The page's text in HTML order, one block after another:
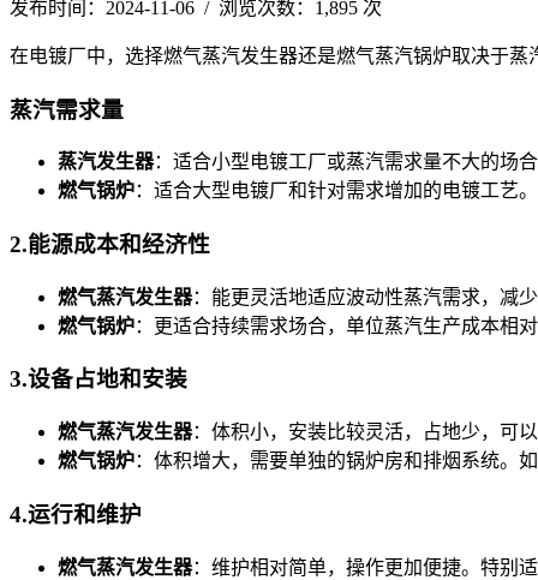
发布时间：2024-11-06 / 浏览次数：1,895 次
在电镀厂中，选择燃气蒸汽发生器还是燃气蒸汽锅炉取决于
蒸汽需求量
蒸汽发生器：适合小型电镀工厂或蒸汽需求量不大的场
燃气锅炉：适合大型电镀厂和针对需求增加的电镀工艺
2.能源成本和经济性
燃气蒸汽发生器：能更灵活地适应波动性蒸汽需求，减
燃气锅炉：更适合持续需求场合，单位蒸汽生产成本相
3.设备占地和安装
燃气蒸汽发生器：体积小，安装比较灵活，占地少，可
燃气锅炉：体积增大，需要单独的锅炉房和排烟系统。
4.运行和维护
燃气蒸汽发生器：维护相对简单，操作更加便捷。特别